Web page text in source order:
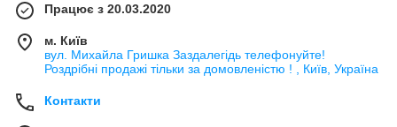
Працює з 20.03.2020
м. Київ
вул. Михайла Гришка Заздалегiдь телефонуйте!
Роздрібні продажі тiльки за домовленістю ! , Київ, Україна
Контакти